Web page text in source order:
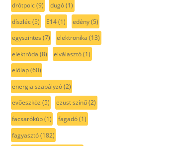
drótpolc(9) dugó(1)
díszléc(5) E14(1) edény(5)
egyszintes (7) elektronika (13)
elektróda (8) elválasztó(1)
előlap(60)
energia szabályzó(2)
evőeszköz (5) ezüst színű(2)
facsarókúp(1) fagadó(1)
fagyasztó(182)